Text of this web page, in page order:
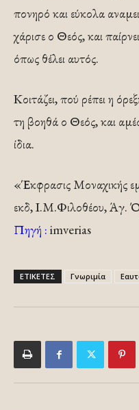
πονηρό και εύκολα
χάρισε ο Θεός, και
όπως θέλει αυτός.
Κοιτάζει, πού ρέπει η
τη βοηθά ο Θεός, και
ίδια.
«Έκφρασις Μοναχικής
εκδ, Ι.Μ.Φιλοθέου, Άγ.
Πηγή : imverias
ΕΤΙΚΕΤΕΣ Γνωριμία